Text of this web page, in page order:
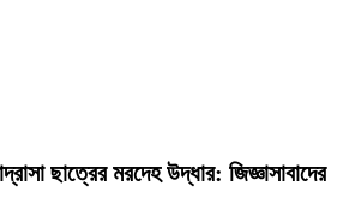
ছাত্রের মরদেহ উদ্ধার: জিজ্ঞাসাবাদের